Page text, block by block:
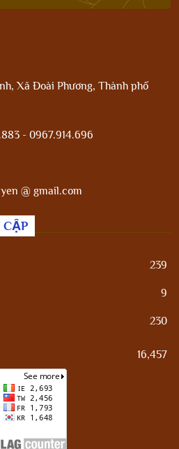
Xã Đoài Phương, Thành phố
- 0967.914.696
@ gmail.com
CẬP
239
9
230
16,457